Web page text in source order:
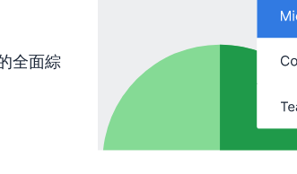
全面綜